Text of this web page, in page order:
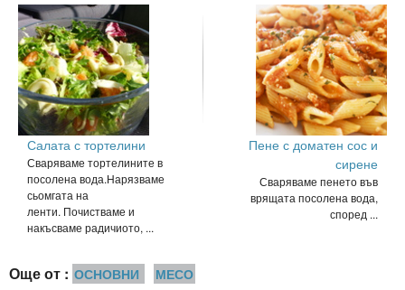
Салата с тортелини
Сваряваме тортелините в
посолена вода.Нарязваме
сьомгата на
ленти. Почистваме и
накъсваме радичиото, ...
Пене с доматен сос и
сирене
Сваряваме пенето във
врящата посолена вода,
според ...
Още от : ОСНОВНИ МЕСО